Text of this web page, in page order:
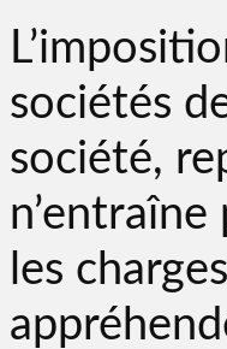
sociétés
société,
les